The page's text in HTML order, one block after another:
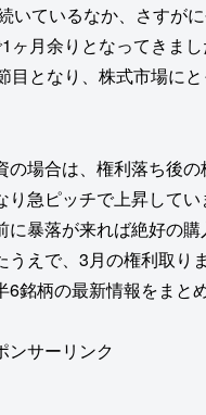
ているなか、さすが
月余りとなってきま
となり、株式市場に
場合は、権利落ち後
急ピッチで上昇して
暴落が来れば絶好の
えで、3月の権利取り
銘柄の最新情報をまと
ンサーリンク